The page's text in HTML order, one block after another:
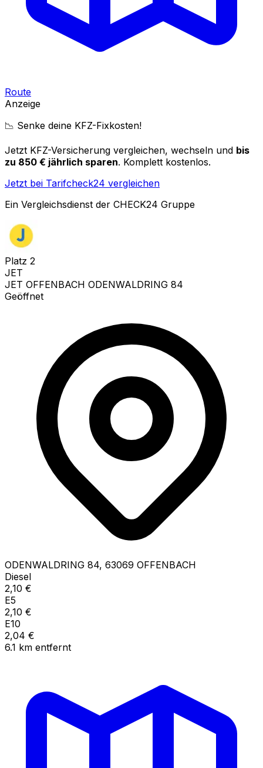
Route
Anzeige
📉 Senke deine KFZ-Fixkosten!
Jetzt KFZ-Versicherung vergleichen, wechseln und bis
zu 850 € jährlich sparen. Komplett kostenlos.
Jetzt bei Tarifcheck24 vergleichen
Ein Vergleichsdienst der CHECK24 Gruppe
Platz 2
JET
JET OFFENBACH ODENWALDRING 84
Geöffnet
ODENWALDRING 84, 63069 OFFENBACH
Diesel
2,10 €
E5
2,10 €
E10
2,04 €
6.1 km entfernt